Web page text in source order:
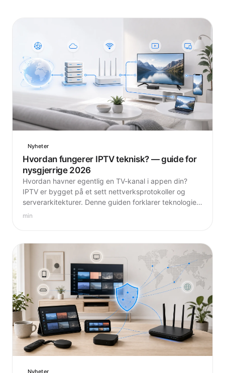
Nyheter
Hvordan fungerer IPTV teknisk? — guide for
nysgjerrige 2026
Hvordan havner egentlig en TV-kanal i appen din?
IPTV er bygget på et sett nettverksprotokoller og
serverarkitekturer. Denne guiden forklarer teknologien
bak — uten unødvendig fagspråk.
min
Nyheter